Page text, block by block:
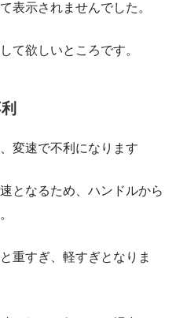
表示されませんでした。
て欲しいところです。
変速で不利になります
となるため、ハンドルから
重すぎ、軽すぎとなりま